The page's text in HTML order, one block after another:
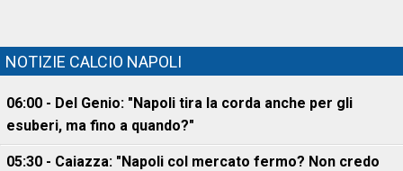
NOTIZIE CALCIO NAPOLI
06:00 - Del Genio: "Napoli tira la corda anche per gli
esuberi, ma fino a quando?"
05:30 - Caiazza: "Napoli col mercato fermo? Non credo